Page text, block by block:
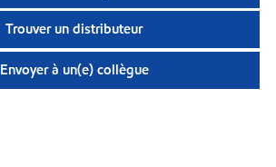
Trouver un distributeur
Envoyer à un(e) collègue